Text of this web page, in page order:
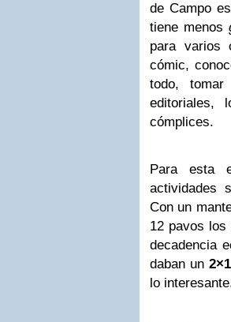
de Campo
tiene menos
para varios
cómic,
todo,
editoriales,
cómplices.
Para esta
actividades
Con un
12 pavos
decadencia
daban un 2×1
lo